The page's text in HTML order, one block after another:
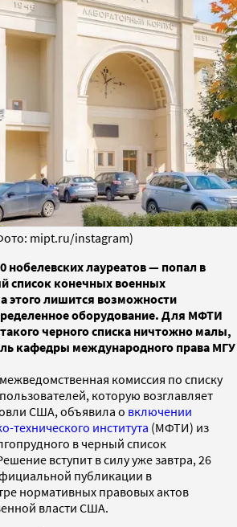
mipt.ru/instagram)
лауреатов — попал в
список конечных военных
этого лишится возможности
оборудование. Для МФТИ
черного списка ничтожно малы,
кафедры международного права МГУ
комиссия по списку
которую возглавляет
США, объявила о включении
технического института (МФТИ) из
в черный список
вступит в силу уже завтра, 26
публикации в
нормативных правовых актов
власти США.